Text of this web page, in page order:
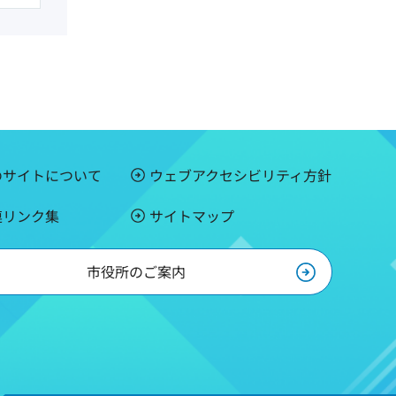
イトについて
ウェブアクセシビリティ方針
ンク集
サイトマップ
市役所のご案内